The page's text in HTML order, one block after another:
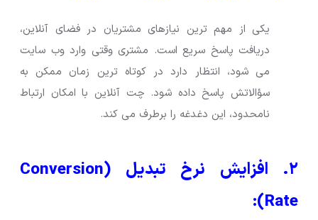
یکی از مهم ترین نیازهای مشتریان در فضای آنلاین،
دریافت پاسخ سریع است. مشتری وقتی وارد وب سایت
می شود، انتظار دارد در کوتاه ترین زمان ممکن به
سؤالاتش پاسخ داده شود. چت آنلاین با امکان ارتباط
نامحدود، این دغدغه را برطرف می کند.
۲. افزایش نرخ تبدیل (Conversion
Rate):